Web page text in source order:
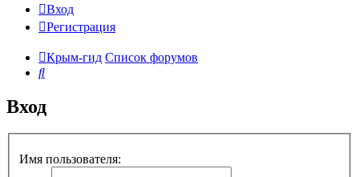
Вход
Регистрация
Крым-гид Список форумов
Поиск
Вход
Имя пользователя: